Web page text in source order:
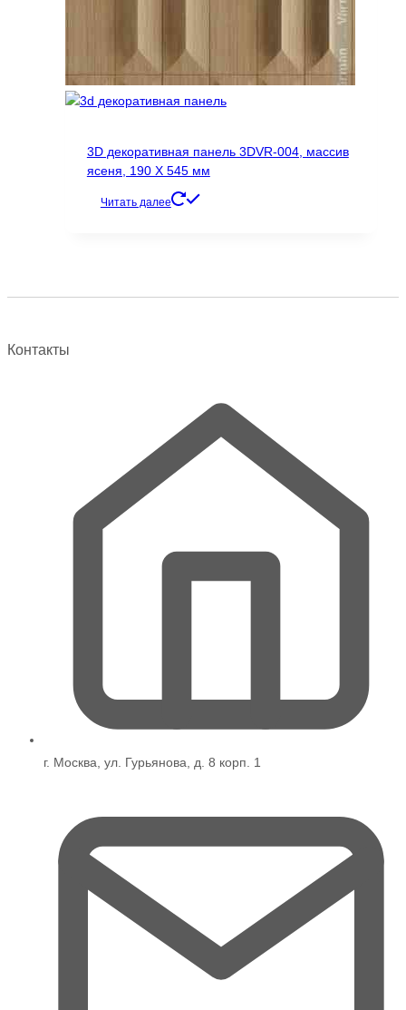
3D декоративная панель 3DVR-004, массив
ясеня, 190 Х 545 мм
Читать далее
Контакты
г. Москва, ул. Гурьянова, д. 8 корп. 1